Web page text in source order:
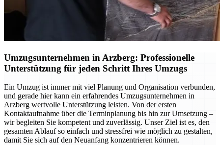
Umzugsunternehmen in Arzberg: Professionelle
Unterstützung für jeden Schritt Ihres Umzugs
Ein Umzug ist immer mit viel Planung und Organisation verbunden,
und gerade hier kann ein erfahrendes Umzugsunternehmen in
Arzberg wertvolle Unterstützung leisten. Von der ersten
Kontaktaufnahme über die Terminplanung bis hin zur Umsetzung –
wir begleiten Sie kompetent und zuverlässig. Unser Ziel ist es, den
gesamten Ablauf so einfach und stressfrei wie möglich zu gestalten,
damit Sie sich auf den Neuanfang konzentrieren können.